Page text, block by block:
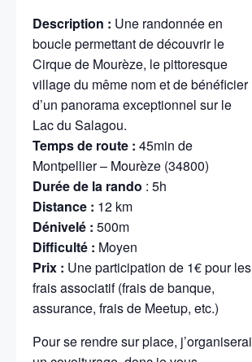
Description : Une randonnée en
boucle permettant de découvrir le
Cirque de Mourèze, le pittoresque
village du même nom et de bénéficier
d’un panorama exceptionnel sur le
Lac du Salagou.
Temps de route : 45min de
Montpellier – Mourèze (34800)
Durée de la rando : 5h
Distance : 12 km
Dénivelé : 500m
Difficulté : Moyen
Prix : Une participation de 1€ pour les
frais associatif (frais de banque,
assurance, frais de Meetup, etc.)
Pour se rendre sur place, j’organiserai